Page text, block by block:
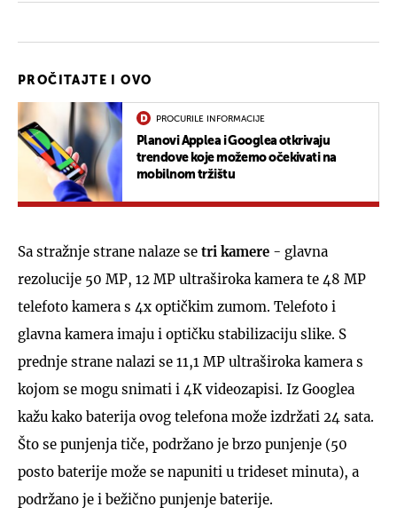
PROČITAJTE I OVO
PROCURILE INFORMACIJE
Planovi Applea i Googlea otkrivaju
trendove koje možemo očekivati na
mobilnom tržištu
Sa stražnje strane nalaze se tri kamere - glavna
rezolucije 50 MP, 12 MP ultraširoka kamera te 48 MP
telefoto kamera s 4x optičkim zumom. Telefoto i
glavna kamera imaju i optičku stabilizaciju slike. S
prednje strane nalazi se 11,1 MP ultraširoka kamera s
kojom se mogu snimati i 4K videozapisi. Iz Googlea
kažu kako baterija ovog telefona može izdržati 24 sata.
Što se punjenja tiče, podržano je brzo punjenje (50
posto baterije može se napuniti u trideset minuta), a
podržano je i bežično punjenje baterije.